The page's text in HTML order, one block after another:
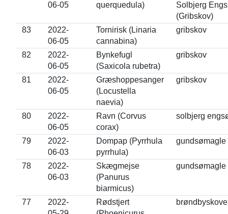
06-05 querquedula)
Solbjerg
(Gribskov)
83
2022-
06-05
Tornirisk (Linaria
cannabina)
gribskov
82
2022-
06-05
Bynkefugl
(Saxicola rubetra)
gribskov
81
2022-
06-05
Græshoppesanger
(Locustella
naevia)
gribskov
80
2022-
06-05
Ravn (Corvus
corax)
solbjerg
79
2022-
06-03
Dompap (Pyrrhula
pyrrhula)
gundsømagle
78
2022-
06-03
Skægmejse
(Panurus
biarmicus)
gundsømagle
77
2022-
Rødstjert